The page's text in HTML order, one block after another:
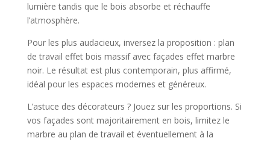
lumière tandis que le bois absorbe et réchauffe
l’atmosphère.
Pour les plus audacieux, inversez la proposition : plan
de travail effet bois massif avec façades effet marbre
noir. Le résultat est plus contemporain, plus affirmé,
idéal pour les espaces modernes et généreux.
L’astuce des décorateurs ? Jouez sur les proportions. Si
vos façades sont majoritairement en bois, limitez le
marbre au plan de travail et éventuellement à la